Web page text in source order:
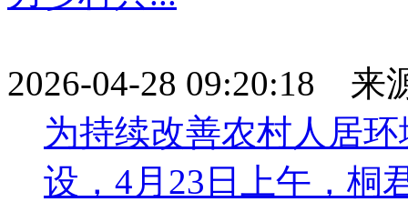
2026-04-28 09:20:18 来
为持续改善农村人居
设，4月23日上午，桐